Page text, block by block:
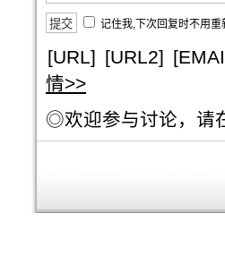
记住我,下次回复时不用重
[URL] [URL2]
情>>
◎欢迎参与讨论，请